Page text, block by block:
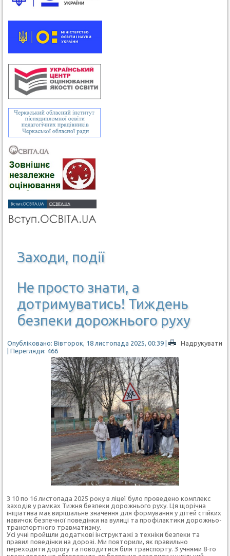
Заходи, події
Не просто знати, а
дотримуватись! Тиждень
безпеки дорожнього руху
Опубліковано: Вівторок, 18 листопада 2025, 00:39 |
Надрукувати
| Перегляди: 466
З 10 по 16 листопада 2025 року в ліцеї було проведено комплекс
заходів у рамках Тижня безпеки дорожнього руху. Ця щорічна
ініціатива має вирішальне значення для формування у дітей стійких
навичок безпечної поведінки на вулиці та профілактики дорожньо-
транспортного травматизму.
Усі учні пройшли додаткові інструктажі з техніки безпеки та
правил поведінки на дорозі. Ми повторили, як правильно
переходити дорогу та поводитися біля транспорту. З учнями 8-го